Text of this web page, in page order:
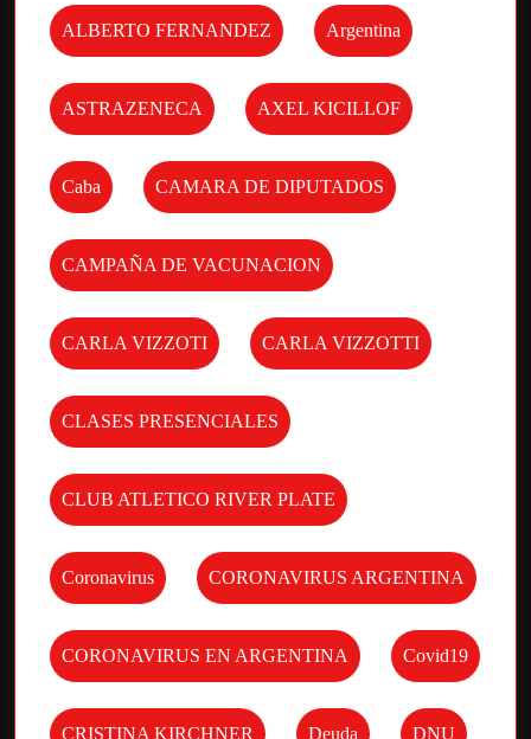
ALBERTO FERNANDEZ Argentina
ASTRAZENECA AXEL KICILLOF
Caba CAMARA DE DIPUTADOS
CAMPAÑA DE VACUNACION
CARLA VIZZOTI CARLA VIZZOTTI
CLASES PRESENCIALES
CLUB ATLETICO RIVER PLATE
Coronavirus CORONAVIRUS ARGENTINA
CORONAVIRUS EN ARGENTINA Covid19
CRISTINA KIRCHNER Deuda DNU